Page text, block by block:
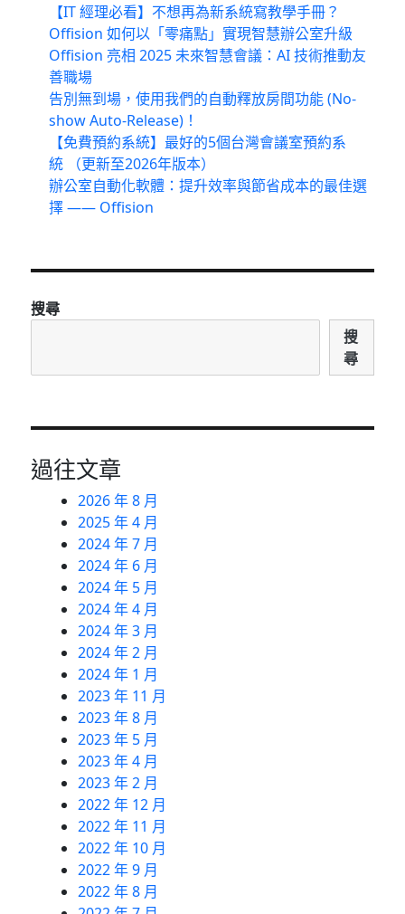
【IT 經理必看】不想再為新系統寫教學手冊？
Offision 如何以「零痛點」實現智慧辦公室升級
Offision 亮相 2025 未來智慧會議：AI 技術推動友
善職場
告別無到場，使用我們的自動釋放房間功能 (No-
show Auto-Release)！
【免費預約系統】最好的5個台灣會議室預約系
統 （更新至2026年版本）
辦公室自動化軟體：提升效率與節省成本的最佳選
擇 —— Offision
搜尋
搜
尋
過往文章
2026 年 8 月
2025 年 4 月
2024 年 7 月
2024 年 6 月
2024 年 5 月
2024 年 4 月
2024 年 3 月
2024 年 2 月
2024 年 1 月
2023 年 11 月
2023 年 8 月
2023 年 5 月
2023 年 4 月
2023 年 2 月
2022 年 12 月
2022 年 11 月
2022 年 10 月
2022 年 9 月
2022 年 8 月